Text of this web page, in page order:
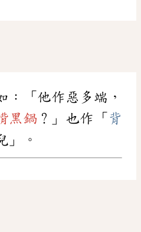
：「他作惡多端，
黑鍋 ？」也作「 背
」。